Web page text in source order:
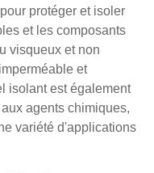
protéger et isoler
et les composants
visqueux et non
et
isolant est également
agents chimiques,
variété d'applications